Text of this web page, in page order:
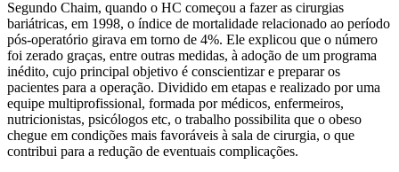
Segundo Chaim, quando o HC começou a fazer as cirurgias
bariátricas, em 1998, o índice de mortalidade relacionado ao período
pós-operatório girava em torno de 4%. Ele explicou que o número
foi zerado graças, entre outras medidas, à adoção de um programa
inédito, cujo principal objetivo é conscientizar e preparar os
pacientes para a operação. Dividido em etapas e realizado por uma
equipe multiprofissional, formada por médicos, enfermeiros,
nutricionistas, psicólogos etc, o trabalho possibilita que o obeso
chegue em condições mais favoráveis à sala de cirurgia, o que
contribui para a redução de eventuais complicações.